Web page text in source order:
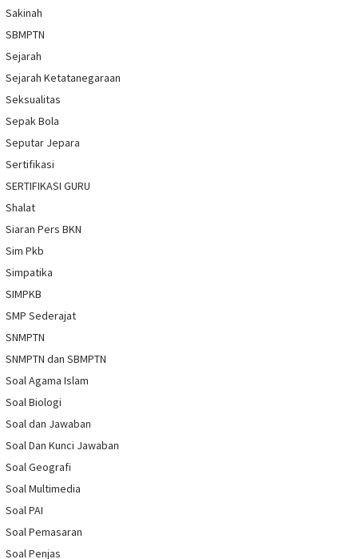
Sakinah
SBMPTN
Sejarah
Sejarah Ketatanegaraan
Seksualitas
Sepak Bola
Seputar Jepara
Sertifikasi
SERTIFIKASI GURU
Shalat
Siaran Pers BKN
Sim Pkb
Simpatika
SIMPKB
SMP Sederajat
SNMPTN
SNMPTN dan SBMPTN
Soal Agama Islam
Soal Biologi
Soal dan Jawaban
Soal Dan Kunci Jawaban
Soal Geografi
Soal Multimedia
Soal PAI
Soal Pemasaran
Soal Penjas